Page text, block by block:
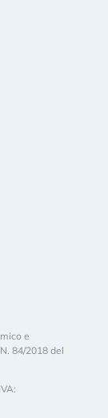
e
84/2018 del